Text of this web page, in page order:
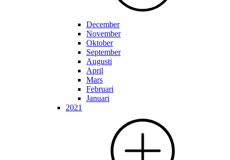
December
November
Oktober
September
Augusti
April
Mars
Februari
Januari
2021